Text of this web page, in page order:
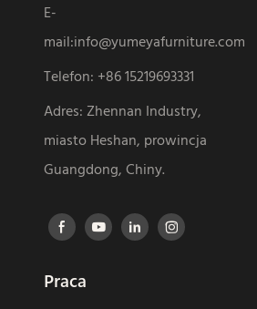
E-
mail:info@yumeyafurniture.com
Telefon: +86 15219693331
Adres: Zhennan Industry,
miasto Heshan, prowincja
Guangdong, Chiny.
Praca